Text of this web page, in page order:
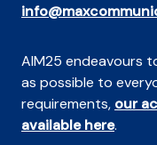
AIM25 endeavours
as possible to
requirements, our
available here.